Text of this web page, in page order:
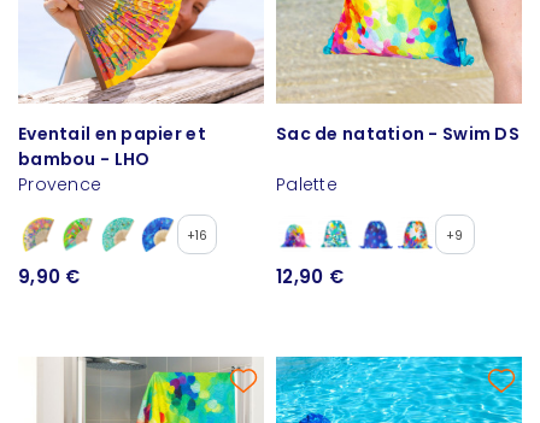
Eventail en papier et
bambou - LHO
Provence
+16
9,90 €
Sac de natation - Swim DS
Palette
+9
12,90 €